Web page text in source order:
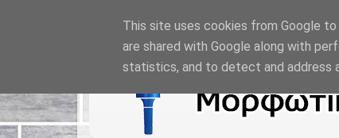
This site uses cookies from Google
are shared with Google along with
statistics, and to detect and address